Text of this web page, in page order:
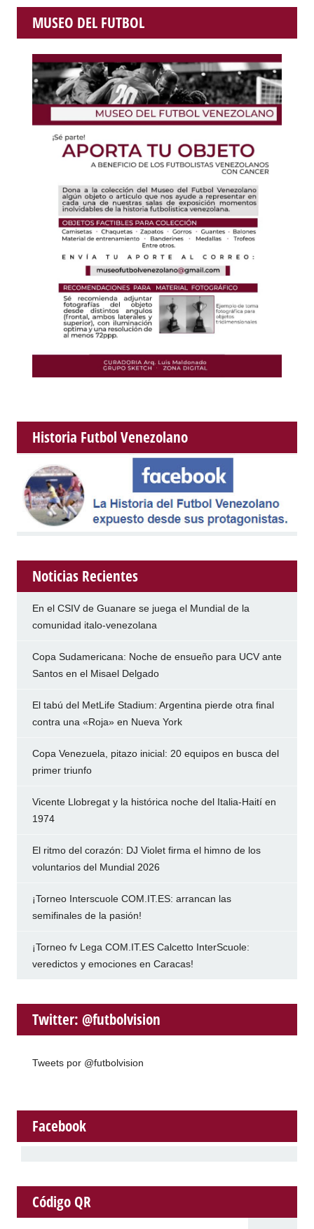
MUSEO DEL FUTBOL
Historia Futbol Venezolano
Noticias Recientes
En el CSIV de Guanare se juega el Mundial de la
comunidad italo-venezolana
Copa Sudamericana: Noche de ensueño para UCV ante
Santos en el Misael Delgado
El tabú del MetLife Stadium: Argentina pierde otra final
contra una «Roja» en Nueva York
Copa Venezuela, pitazo inicial: 20 equipos en busca del
primer triunfo
Vicente Llobregat y la histórica noche del Italia-Haití en
1974
El ritmo del corazón: DJ Violet firma el himno de los
voluntarios del Mundial 2026
¡Torneo Interscuole COM.IT.ES: arrancan las
semifinales de la pasión!
¡Torneo fv Lega COM.IT.ES Calcetto InterScuole:
veredictos y emociones en Caracas!
Twitter: @futbolvision
Tweets por @futbolvision
Facebook
Código QR